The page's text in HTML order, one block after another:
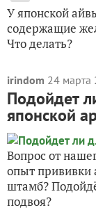
У японской
содержащие
Что делать?
irindom 24 марта
Подойдет
японской
Вопрос от
опыт прививки
штамб?
подвоя?